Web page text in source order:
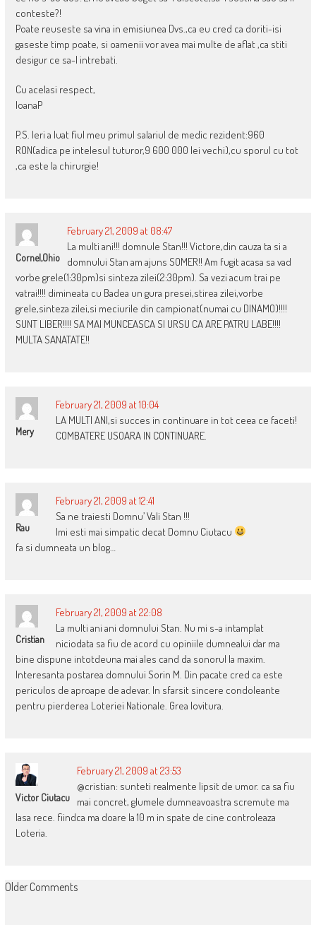
conteste?!
Poate reuseste sa vina in emisiunea Dvs.,ca eu cred ca doriti-isi
gaseste timp poate, si oamenii vor avea mai multe de aflat ,ca stiti
desigur ce sa-l intrebati.
Cu acelasi respect,
IoanaP
P.S. Ieri a luat fiul meu primul salariul de medic rezident:960
RON(adica pe intelesul tuturor,9 600 000 lei vechi),cu sporul cu tot
,ca este la chirurgie!
Cornel,ohio
February 21, 2009 at 08:47
La multi ani!!! domnule Stan!!! Victore,din cauza ta si a
domnului Stan am ajuns SOMER!! Am fugit acasa sa vad
vorbe grele(1:30pm)si sinteza zilei(2:30pm). Sa vezi acum trai pe
vatrai!!!! dimineata cu Badea un gura presei,stirea zilei,vorbe
grele,sinteza zilei,si meciurile din campionat(numai cu DINAMO)!!!!
SUNT LIBER!!!! SA MAI MUNCEASCA SI URSU CA ARE PATRU LABE!!!!
MULTA SANATATE!!
Mery
February 21, 2009 at 10:04
LA MULTI ANI,si succes in continuare in tot ceea ce faceti!
COMBATERE USOARA IN CONTINUARE.
Rau
February 21, 2009 at 12:41
Sa ne traiesti Domnu’ Vali Stan !!!
Imi esti mai simpatic decat Domnu Ciutacu
fa si dumneata un blog…
Cristian
February 21, 2009 at 22:08
La multi ani ani domnului Stan. Nu mi s-a intamplat
niciodata sa fiu de acord cu opiniile dumnealui dar ma
bine dispune intotdeuna mai ales cand da sonorul la maxim.
Interesanta postarea domnului Sorin M. Din pacate cred ca este
periculos de aproape de adevar. In sfarsit sincere condoleante
pentru pierderea Loteriei Nationale. Grea lovitura.
Victor Ciutacu
February 21, 2009 at 23:53
@cristian: sunteti realmente lipsit de umor. ca sa fiu
mai concret, glumele dumneavoastra scremute ma
lasa rece. fiindca ma doare la 10 m in spate de cine controleaza
Loteria.
COMMENT
Older Comments